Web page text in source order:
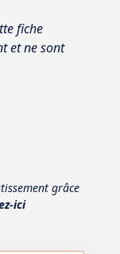
fiche
et ne sont
grâce
ici